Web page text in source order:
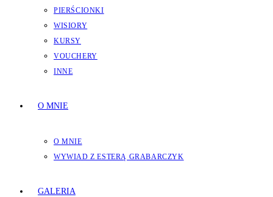
PIERŚCIONKI
WISIORY
KURSY
VOUCHERY
INNE
O MNIE
O MNIE
WYWIAD Z ESTERĄ GRABARCZYK
GALERIA